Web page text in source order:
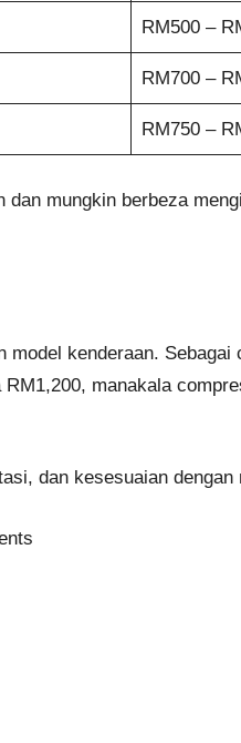
RM500 –
RM700 –
RM750 –
mungkin berbeza
kenderaan.
manakala
dan kesesuaian